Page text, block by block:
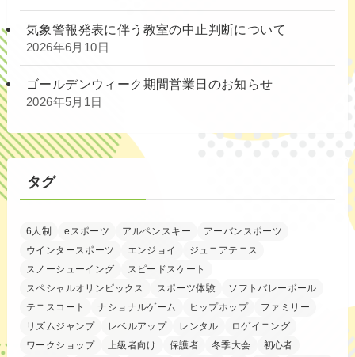
気象警報発表に伴う教室の中止判断について
2026年6月10日
ゴールデンウィーク期間営業日のお知らせ
2026年5月1日
タグ
6人制 eスポーツ アルペンスキー
アーバンスポーツ
ウインタースポーツ
エンジョイ
ジュニアテニス
スノーシューイング
スピードスケート
スペシャルオリンピックス
スポーツ体験
ソフトバレーボール
テニスコート
ナショナルゲーム ヒップホップ
ファミリー
リズムジャンプ
レベルアップ レンタル
ロゲイニング
ワークショップ
上級者向け 保護者 冬季大会 初心者